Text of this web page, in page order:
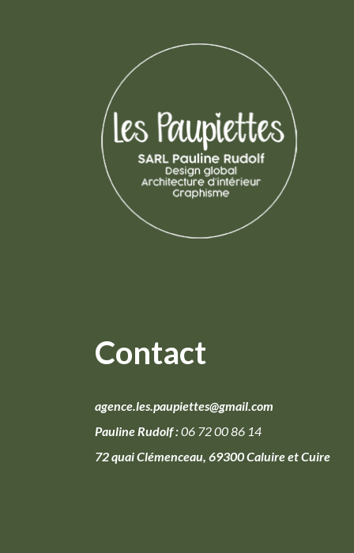
Contact
agence.les.paupiettes@gmail.com
Pauline Rudolf :06 72 00 86 14
72 quai Clémenceau, 69300 Caluire et Cuire